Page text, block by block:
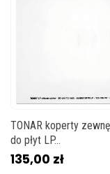
TONAR koperty
do płyt LP...
135,00 zł